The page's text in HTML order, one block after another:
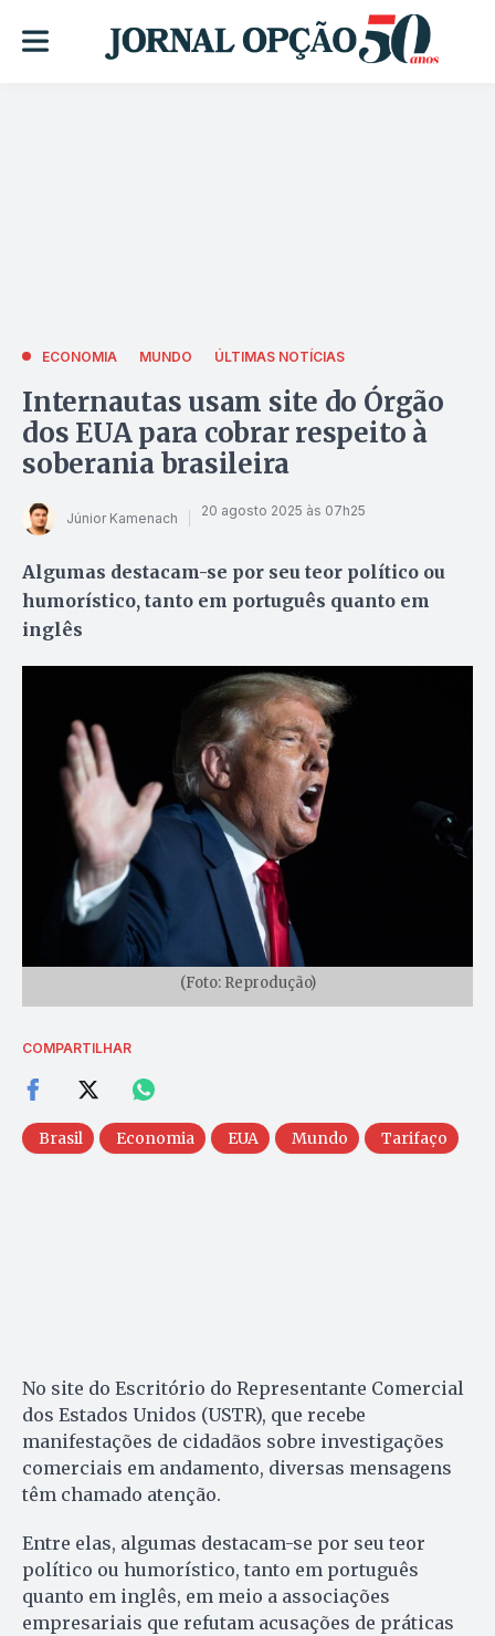
ECONOMIA MUNDO ÚLTIMAS NOTÍCIAS
Internautas usam site do Órgão
dos EUA para cobrar respeito à
soberania brasileira
Júnior Kamenach 20 agosto 2025 às 07h25
Algumas destacam-se por seu teor político ou
humorístico, tanto em português quanto em
inglês
(Foto: Reprodução)
COMPARTILHAR
Brasil Economia EUA Mundo Tarifaço
No site do Escritório do Representante Comercial
dos Estados Unidos (USTR), que recebe
manifestações de cidadãos sobre investigações
comerciais em andamento, diversas mensagens
têm chamado atenção.
Entre elas, algumas destacam-se por seu teor
político ou humorístico, tanto em português
quanto em inglês, em meio a associações
empresariais que refutam acusações de práticas